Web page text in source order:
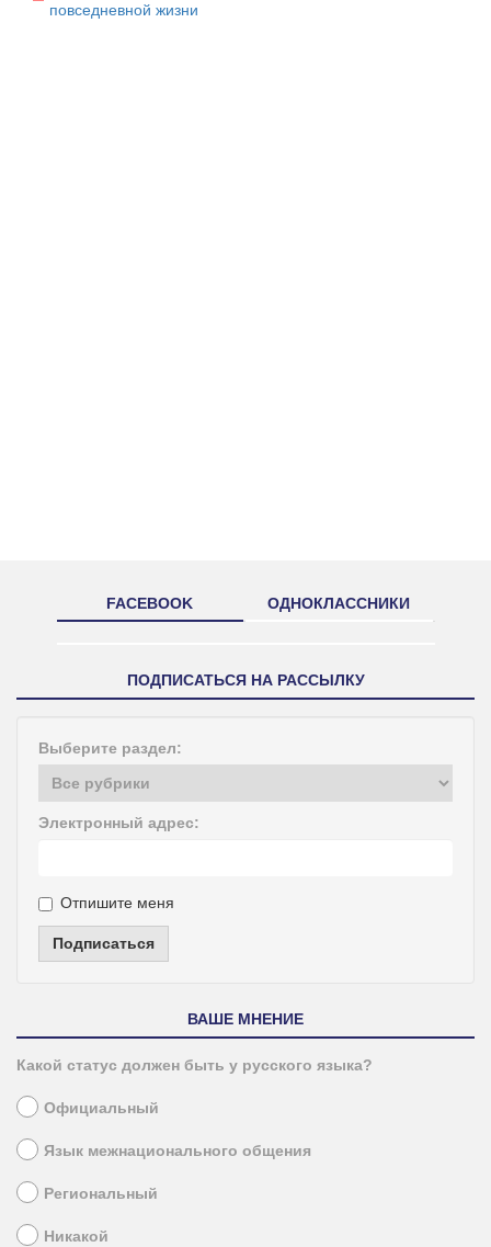
повседневной жизни
FACEBOOK ОДНОКЛАССНИКИ
ПОДПИСАТЬСЯ НА РАССЫЛКУ
Выберите раздел:
Электронный адрес:
Отпишите меня
Подписаться
ВАШЕ МНЕНИЕ
Какой статус должен быть у русского языка?
Официальный
Язык межнационального общения
Региональный
Никакой